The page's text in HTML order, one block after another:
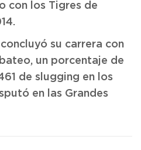
con los Tigres de
su carrera con
un porcentaje de
de slugging en los
en las Grandes